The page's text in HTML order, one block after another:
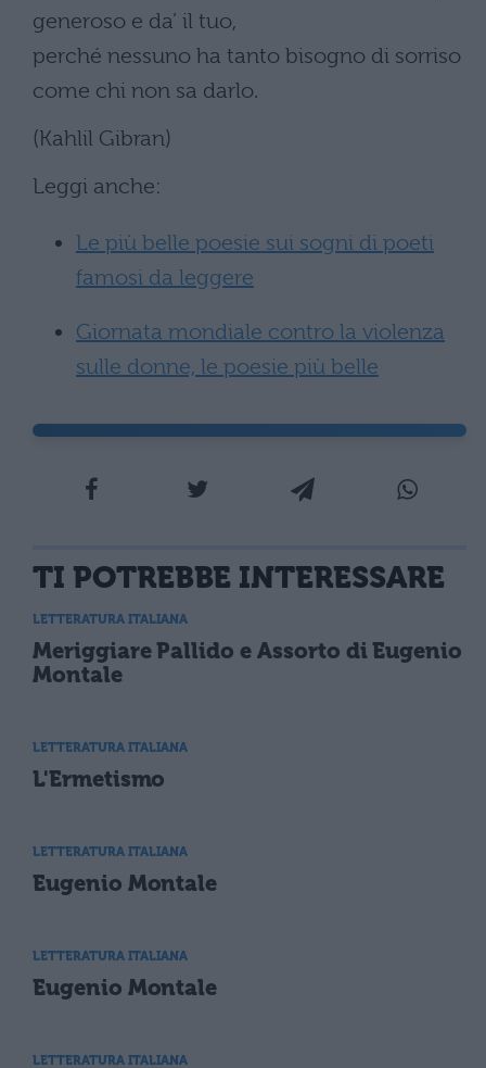
generoso e da’ il tuo,
perché nessuno ha tanto bisogno di sorriso
come chi non sa darlo.
(Kahlil Gibran)
Leggi anche:
Le più belle poesie sui sogni di poeti
famosi da leggere
Giornata mondiale contro la violenza
sulle donne, le poesie più belle
TI POTREBBE INTERESSARE
LETTERATURA ITALIANA
Meriggiare Pallido e Assorto di Eugenio
Montale
LETTERATURA ITALIANA
L'Ermetismo
LETTERATURA ITALIANA
Eugenio Montale
LETTERATURA ITALIANA
Eugenio Montale
LETTERATURA ITALIANA